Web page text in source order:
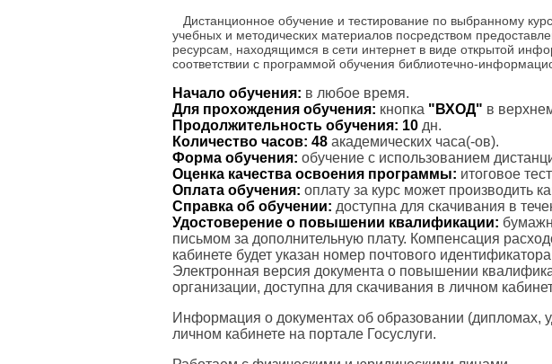
Дистанционное обучение и тестирование по выбранному
учебных и методических материалов посредством
ресурсам, находящимся в сети интернет в виде открытой
соответствии с программой обучения библиотечно-
Начало обучения: в любое время.
Для прохождения обучения: кнопка "ВХОД" в
Продолжительность обучения: 10 дн.
Количество часов: 48 академических часа(-ов).
Форма обучения: обучение с использованием
Оценка качества освоения программы: итоговое
Оплата обучения: оплату за курс может производить
Справка об обучении: доступна для скачивания в
Удостоверение о повышении квалификации:
письмом за дополнительную плату. Компенсация
кабинете будет указан номер почтового
Электронная версия документа о повышении
организации, доступна для скачивания в личном
Информация о документах об образовании (дипломах,
личном кабинете на портале Госуслуги.